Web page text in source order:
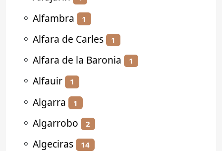
⚬ Alfambra 1
⚬ Alfara de Carles 1
⚬ Alfara de la Baronia 1
⚬ Alfauir 1
⚬ Algarra 1
⚬ Algarrobo 2
⚬ Algeciras 14